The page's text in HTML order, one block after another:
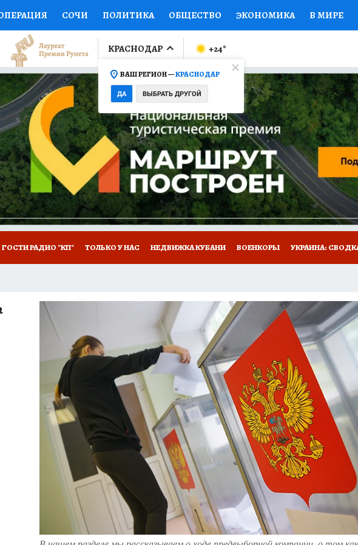
СОЧИ ПОЛИТИКА ОБЩЕСТВО ЭКОНОМИКА В МИРЕ
СПОРТ КОЛУМНИСТЫ ПРОИСШЕСТВИЯ
ФИНАНСЫ ОТКРЫВАЕМ МИР Я ЗНАЮ СЕМЬЯ ЖЕНСКИЕ
НА СПОРТ ПРОМОКОДЫ СЕРИАЛЫ СПЕЦПРОЕКТЫ
ТЕЛЕВИЗОР КОЛЛЕКЦИИ КОНКУРСЫ РАБОТА У НАС
ТЕСТЫ НОВОЕ НА САЙТЕ
КРАСНОДАР
ВАШ РЕГИОН —КРАСНОДАР
ДА ВЫБРАТЬ ДРУГОЙ
+24°
ГОСТИ РАДИО "КП" ТОЛЬКО У НАС НЕДВИЖКА КУБАНИ ВОЕНКОРЫ УКРАИНА: